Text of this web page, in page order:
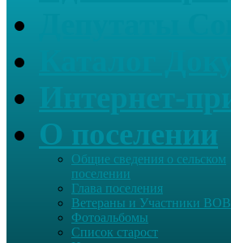
О поселении
Общие сведения о сельском
поселении
Глава поселения
Ветераны и Участники ВОВ
Фотоальбомы
Список старост